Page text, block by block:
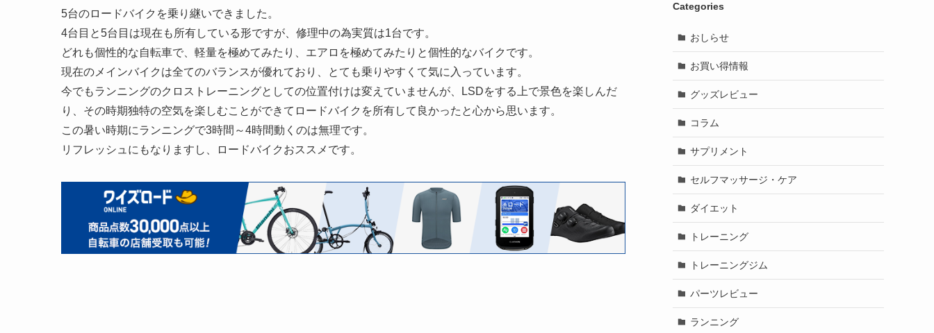
5台のロードバイクを乗り継いできました。
4台目と5台目は現在も所有している形ですが、修理中の為実質は1台です。
どれも個性的な自転車で、軽量を極めてみたり、エアロを極めてみたりと個性的なバイクです。
現在のメインバイクは全てのバランスが優れており、とても乗りやすくて気に入っています。
今でもランニングのクロストレーニングとしての位置付けは変えていませんが、LSDをする上で景色を楽しんだ
り、その時期独特の空気を楽しむことができてロードバイクを所有して良かったと心から思います。
この暑い時期にランニングで3時間～4時間動くのは無理です。
リフレッシュにもなりますし、ロードバイクおススメです。
Categories
おしらせ
お買い得情報
グッズレビュー
コラム
サプリメント
セルフマッサージ・ケア
ダイエット
トレーニング
トレーニングジム
パーツレビュー
ランニング